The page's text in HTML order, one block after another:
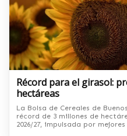
Récord para el girasol:
hectáreas
La Bolsa de Cereales de
récord de 3 millones de
2026/27, impulsada por